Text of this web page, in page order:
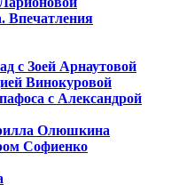
Впечатления
с Зоей Арнаутовой
Винокуровой
с Александрой
Олюшкина
Софиенко